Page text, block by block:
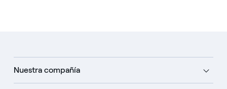
Nuestra compañía